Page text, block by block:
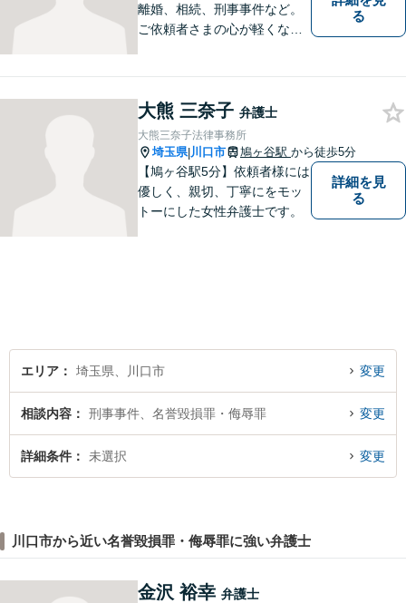
離婚、相続、刑事事件など。
ご依頼者さまの心が軽くなる
ることなく私にご相談くださ
い。【夜間相談可】
る
大熊 三奈子 弁護士
大熊三奈子法律事務所
埼玉県|川口市 鳩ヶ谷駅 から徒歩5分
【鳩ヶ谷駅5分】依頼者様には
優しく、親切、丁寧にをモッ
トーにした女性弁護士です。
詳細を見
る
エリア 埼玉県、川口市 変更
相談内容 刑事事件、名誉毀損罪・侮辱罪 変更
詳細条件 未選択 変更
川口市から近い名誉毀損罪・侮辱罪に強い弁護士
金沢 裕幸 弁護士